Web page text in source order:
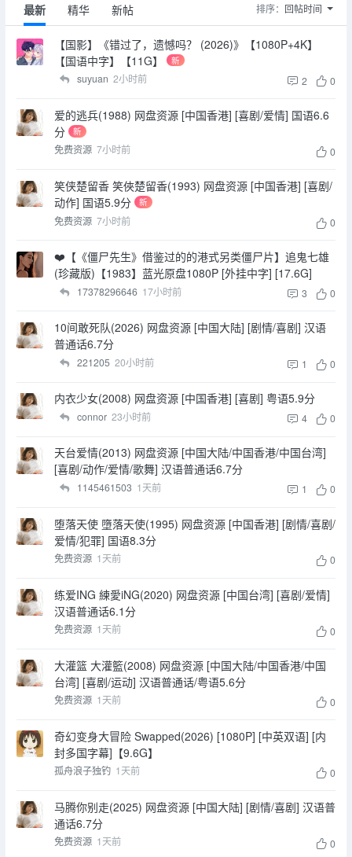
最新 精华 新帖 排序： 回帖时间
【国影】《错过了，遗憾吗？ (2026)》【1080P+4K】
【国语中字】【11G】
新
suyuan 2小时前 2 0
爱的逃兵(1988) 网盘资源 [中国香港] [喜剧/爱情] 国语6.6
分
新
免费资源 7小时前 0
笑侠楚留香 笑俠楚留香(1993) 网盘资源 [中国香港] [喜剧/
动作] 国语5.9分
新
免费资源 7小时前 0
❤️【《僵尸先生》借鉴过的的港式另类僵尸片】追鬼七雄
(珍藏版)【1983】蓝光原盘1080P [外挂中字] [17.6G]
17378296646 17小时前 3 0
10间敢死队(2026) 网盘资源 [中国大陆] [剧情/喜剧] 汉语
普通话6.7分
221205 20小时前 1 0
内衣少女(2008) 网盘资源 [中国香港] [喜剧] 粤语5.9分
connor 23小时前 4 0
天台爱情(2013) 网盘资源 [中国大陆/中国香港/中国台湾]
[喜剧/动作/爱情/歌舞] 汉语普通话6.7分
1145461503 1天前 1 0
堕落天使 墮落天使(1995) 网盘资源 [中国香港] [剧情/喜剧/
爱情/犯罪] 国语8.3分
免费资源 1天前 0
练爱ING 練愛iNG(2020) 网盘资源 [中国台湾] [喜剧/爱情]
汉语普通话6.1分
免费资源 1天前 0
大灌篮 大灌籃(2008) 网盘资源 [中国大陆/中国香港/中国
台湾] [喜剧/运动] 汉语普通话/粤语5.6分
免费资源 1天前 0
奇幻变身大冒险 Swapped(2026) [1080P] [中英双语] [内
封多国字幕]【9.6G】
孤舟浪子独钓 1天前 0
马腾你别走(2025) 网盘资源 [中国大陆] [剧情/喜剧] 汉语普
通话6.7分
免费资源 1天前 0